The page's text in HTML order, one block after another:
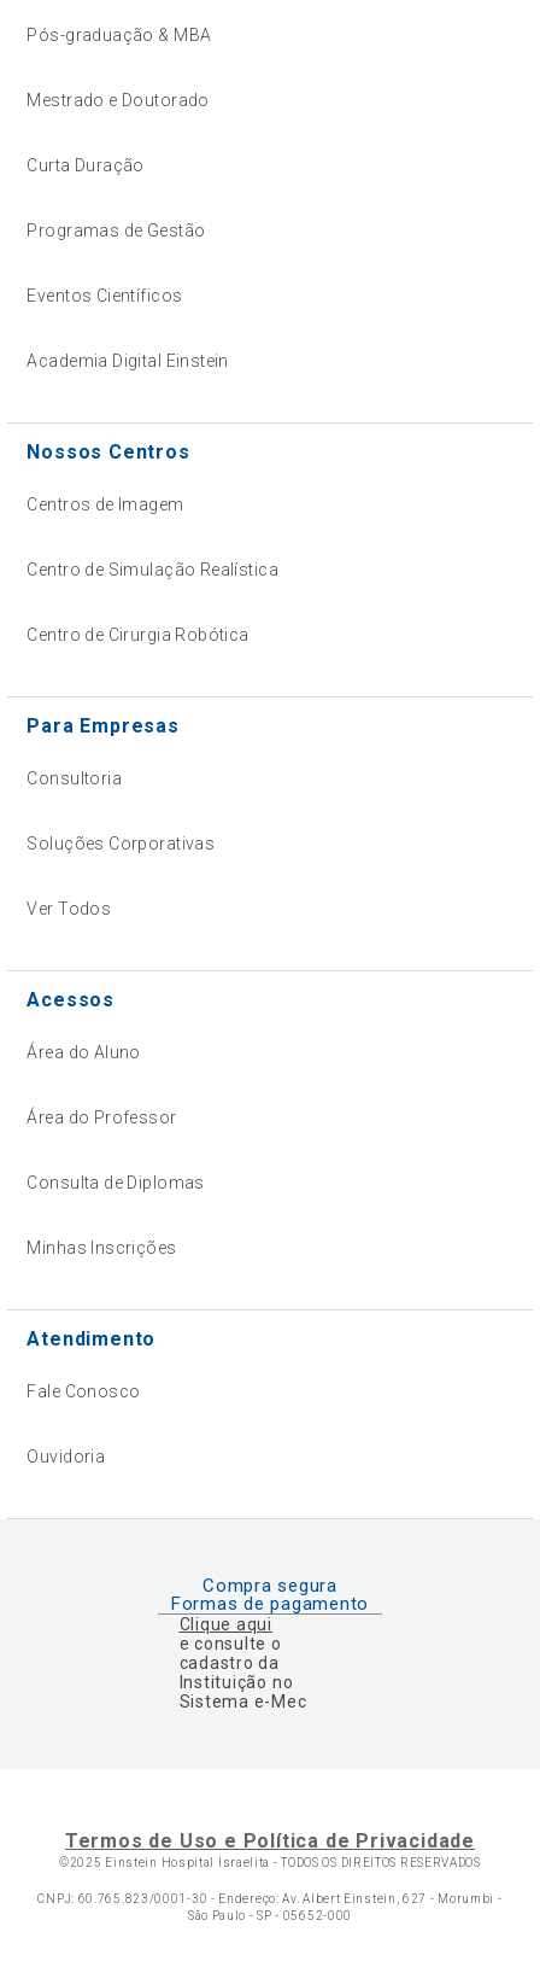
Pós-graduação & MBA
Mestrado e Doutorado
Curta Duração
Programas de Gestão
Eventos Científicos
Academia Digital Einstein
Nossos Centros
Centros de Imagem
Centro de Simulação Realística
Centro de Cirurgia Robótica
Para Empresas
Consultoria
Soluções Corporativas
Ver Todos
Acessos
Área do Aluno
Área do Professor
Consulta de Diplomas
Minhas Inscrições
Atendimento
Fale Conosco
Ouvidoria
Compra segura
Formas de pagamento
Clique aqui
e consulte o
cadastro da
Instituição no
Sistema e-Mec
Termos de Uso e Política de Privacidade
©2025 Einstein Hospital Israelita -TODOS OS DIREITOS RESERVADOS
CNPJ: 60.765.823/0001-30 - Endereço: Av. Albert Einstein, 627 - Morumbi -
São Paulo - SP - 05652-000